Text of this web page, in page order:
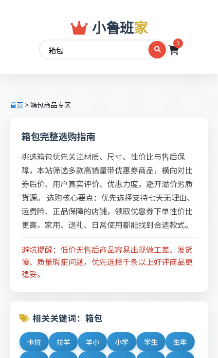
小鲁班家
3
首页 >箱包商品专区
箱包完整选购指南
挑选箱包优先关注材质、尺寸、性价比与售后保
障，本站筛选多款高销量带优惠券商品，横向对比
券后价、用户真实评价、优惠力度，避开溢价劣质
货源。 选购核心要点：优先选择支持七天无理由、
运费险、正品保障的店铺，领取优惠券下单性价比
更高，家用、送礼、日常使用都能找到合适款式。
避坑提醒：低价无售后商品容易出现做工差、发货
慢、质量瑕疵问题，优先选择千条以上好评商品更
稳妥。
相关关键词：箱包
卡拉 拉羊 羊小 小学 学生
生年